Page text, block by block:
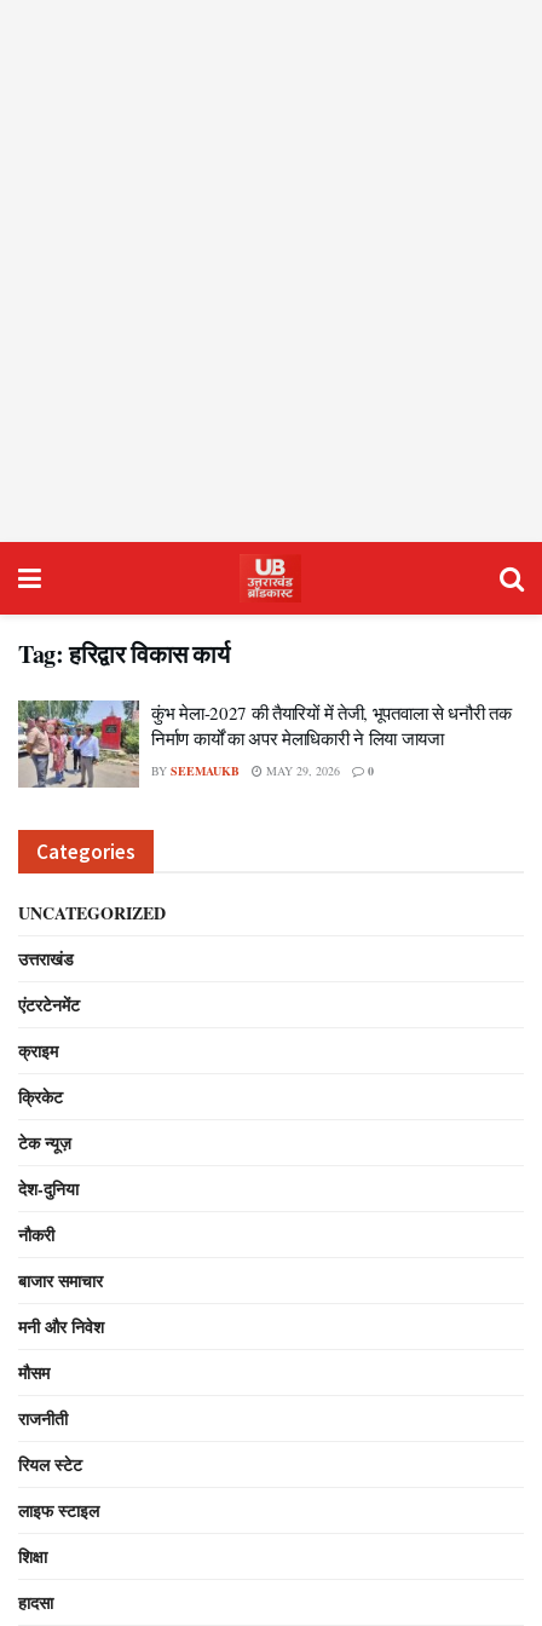
Tag:हरिद्वार विकास कार्य
कुंभ मेला-2027 की तैयारियों में तेजी, भूपतवाला से धनौरी तक
निर्माण कार्यों का अपर मेलाधिकारी ने लिया जायजा
BY SEEMAUKB MAY 29, 2026 0
Categories
UNCATEGORIZED
उत्तराखंड
एंटरटेनमेंट
क्राइम
क्रिकेट
टेक न्यूज़
देश-दुनिया
नौकरी
बाजार समाचार
मनी और निवेश
मौसम
राजनीती
रियल स्टेट
लाइफ स्टाइल
शिक्षा
हादसा